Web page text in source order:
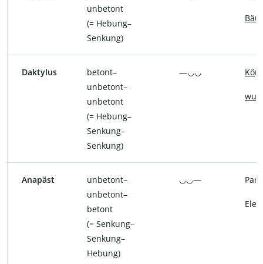
unbetont
(= Hebung–
Senkung)
Bäu
Daktylus
betont–
unbetont–
unbetont
(= Hebung–
Senkung–
Senkung)
—◡◡ Kö
wun
Anapäst
unbetont–
unbetont–
betont
(= Senkung–
Senkung–
Hebung)
◡◡— Para
Elef